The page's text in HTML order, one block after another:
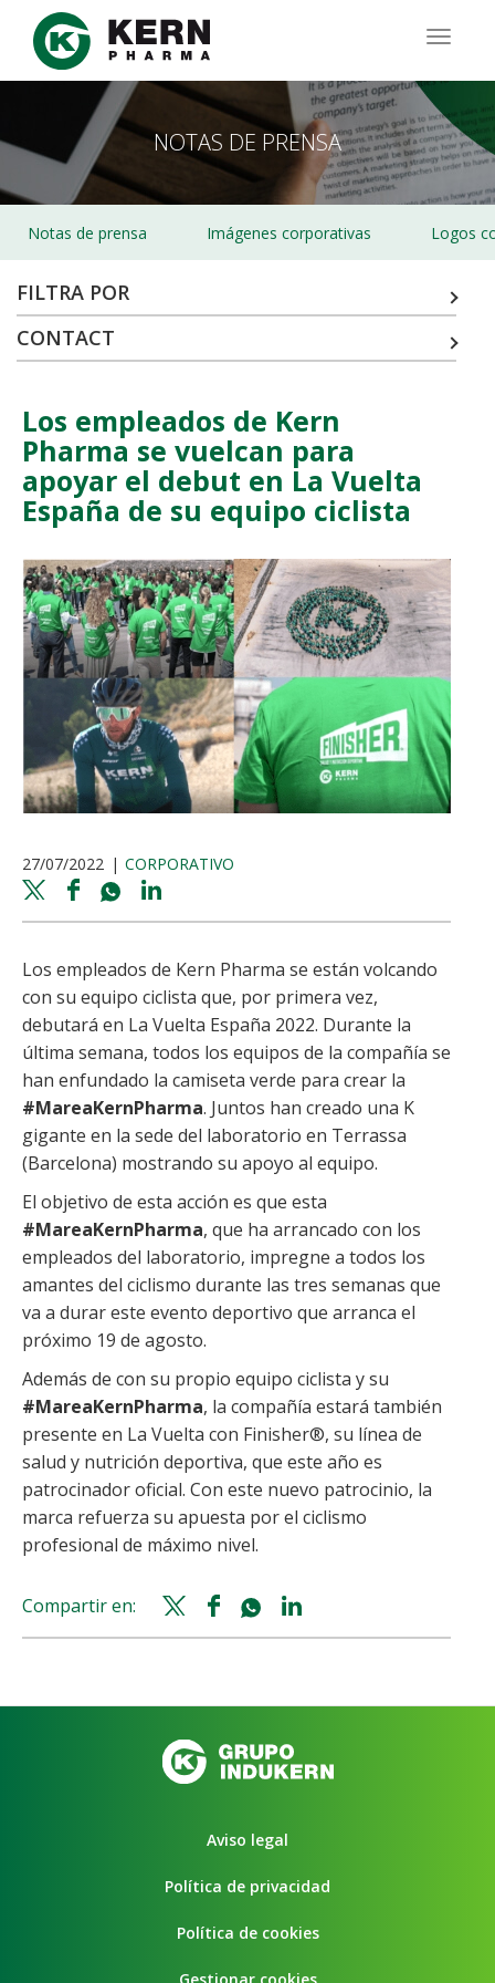
Pasar
contenido
NOTAS DE PRENSA
Notas de prensa Imágenes corporativas Logos
FILTRA POR
CONTACT
Los empleados de Kern
Pharma se vuelcan para
apoyar el debut en La Vuelta
España de su equipo ciclista
27/07/2022 CORPORATIVO
Twitter
share
Facebook
share
Whatsapp
shareshare
Los empleados de Kern Pharma se están volcando
con su equipo ciclista que, por primera vez,
debutará en La Vuelta España 2022. Durante la
última semana, todos los equipos de la compañía se
han enfundado la camiseta verde para crear la
#MareaKernPharma. Juntos han creado una K
gigante en la sede del laboratorio en Terrassa
(Barcelona) mostrando su apoyo al equipo.
El objetivo de esta acción es que esta
#MareaKernPharma, que ha arrancado con los
empleados del laboratorio, impregne a todos los
amantes del ciclismo durante las tres semanas que
va a durar este evento deportivo que arranca el
próximo 19 de agosto.
Además de con su propio equipo ciclista y su
#MareaKernPharma, la compañía estará también
presente en La Vuelta con Finisher®, su línea de
salud y nutrición deportiva, que este año es
patrocinador oficial. Con este nuevo patrocinio, la
marca refuerza su apuesta por el ciclismo
profesional de máximo nivel.
Compartir en:
Twitter
share
Facebook
share
Whatsapp
shareshare
Aviso legal
Política de privacidad
Política de cookies
Gestionar cookies